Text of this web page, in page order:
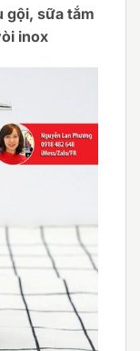
gội, sữa tắm
inox